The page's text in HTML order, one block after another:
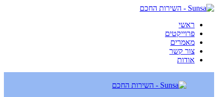
ראשי
פרוייקטים
מאמרים
צור קשר
אודות